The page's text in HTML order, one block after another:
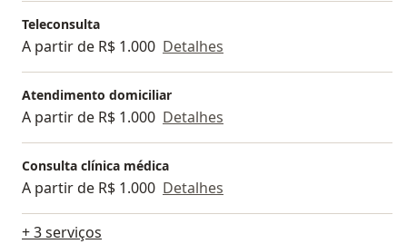
Teleconsulta
A partir de R$ 1.000 Detalhes
Atendimento domiciliar
A partir de R$ 1.000 Detalhes
Consulta clínica médica
A partir de R$ 1.000 Detalhes
+ 3 serviços